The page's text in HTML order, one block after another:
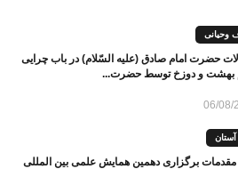
وحیانی
حضرت امام صادق (علیه السّلام) در باب چرایی
بهشت و دوزخ توسط حضرت...
06/08/
آستان
مقدمات برگزاری دهمین همایش علمی بین المللی